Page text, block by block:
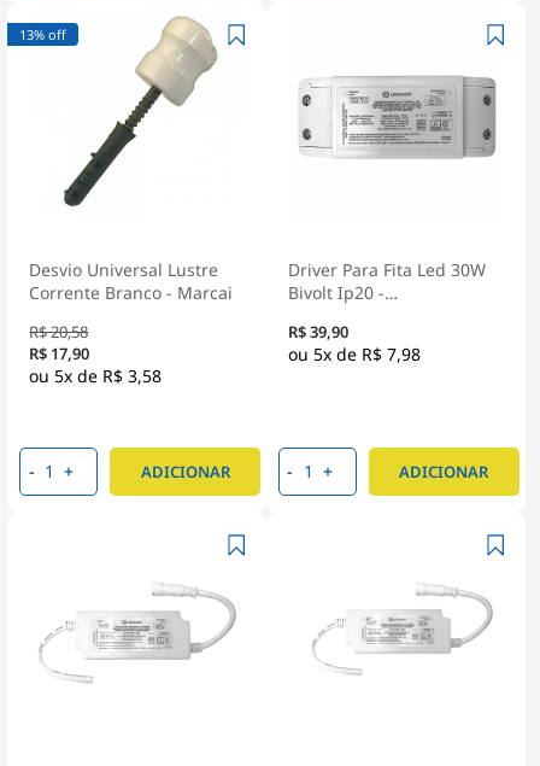
13% off
Desvio Universal Lustre
Corrente Branco - Marcai
R$ 20,58
R$ 17,90
5x de R$ 3,58
- + ADICIONAR
Driver Para Fita Led 30W
Bivolt Ip20 -
R$ 39,90
5x de R$ 7,98
- + ADICIONAR